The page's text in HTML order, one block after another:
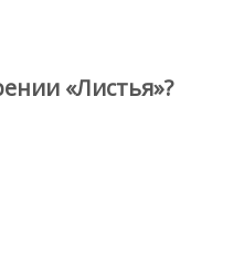
«Листья»?